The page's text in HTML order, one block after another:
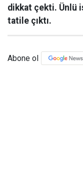
dikkat çekti. Ünlü
tatile çıktı.
Abone ol